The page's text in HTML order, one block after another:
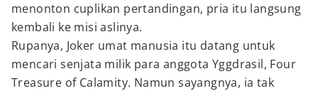
menonton cuplikan pertandingan, pria itu langsung
kembali ke misi aslinya.
Rupanya, Joker umat manusia itu datang untuk
mencari senjata milik para anggota Yggdrasil, Four
Treasure of Calamity. Namun sayangnya, ia tak